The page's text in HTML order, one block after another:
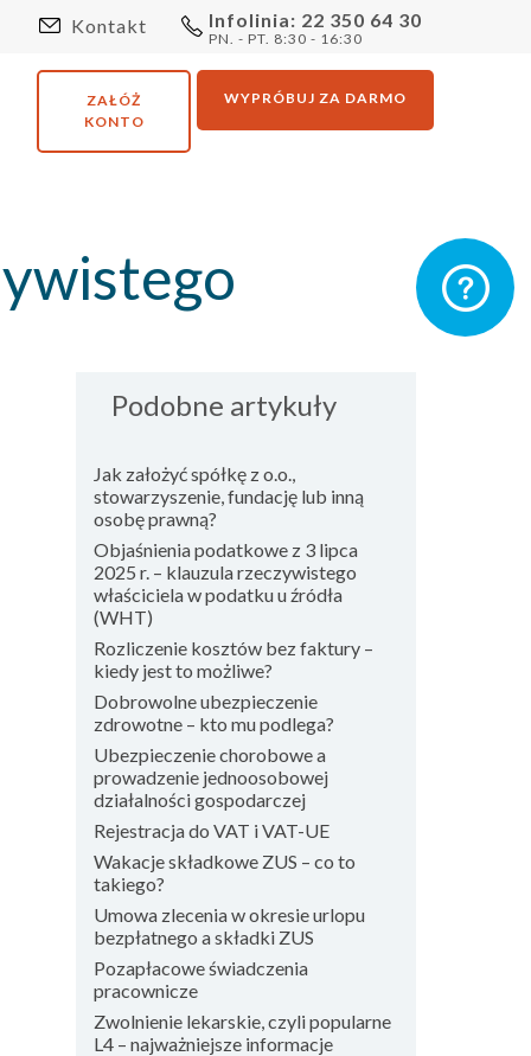
Infolinia: 22 350 64 30
PN. - PT. 8:30 - 16:30
Kontakt
WYPRÓBUJ ZA DARMO
ZAŁÓŻ
KONTO
Podobne artykuły
Jak założyć spółkę z o.o.,
stowarzyszenie, fundację lub inną
osobę prawną?
Objaśnienia podatkowe z 3 lipca
2025 r. – klauzula rzeczywistego
właściciela w podatku u źródła
(WHT)
Rozliczenie kosztów bez faktury –
kiedy jest to możliwe?
Dobrowolne ubezpieczenie
zdrowotne – kto mu podlega?
Ubezpieczenie chorobowe a
prowadzenie jednoosobowej
działalności gospodarczej
Rejestracja do VAT i VAT-UE
Wakacje składkowe ZUS – co to
takiego?
Umowa zlecenia w okresie urlopu
bezpłatnego a składki ZUS
Pozapłacowe świadczenia
pracownicze
Zwolnienie lekarskie, czyli popularne
L4 – najważniejsze informacje